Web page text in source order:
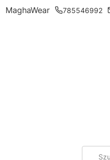
MaghaWear 785546992